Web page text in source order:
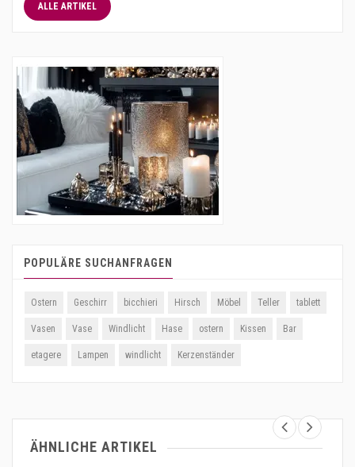
ALLE ARTIKEL
POPULÄRE SUCHANFRAGEN
Ostern Geschirr bicchieri Hirsch Möbel Teller tablett
Vasen Vase Windlicht Hase ostern Kissen Bar
etagere Lampen windlicht Kerzenständer
ÄHNLICHE ARTIKEL